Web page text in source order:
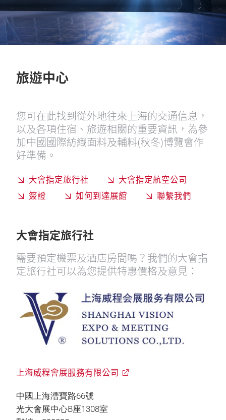
旅遊中心
您可在此找到從外地往來上海的交通信息，
以及各項住宿、旅遊相關的重要資訊，為參
加中國國際紡織面料及輔料(秋冬)博覽會作
好準備。
大會指定旅行社
大會指定航空公司
簽證
如何到達展館 聯繫我們
大會指定旅行社
需要預定機票及酒店房間嗎？我們的大會指
定旅行社可以為您提供特惠價格及意見：
上海威程會展服務有限公司
中國上海漕寶路66號
光大會展中心B座1308室